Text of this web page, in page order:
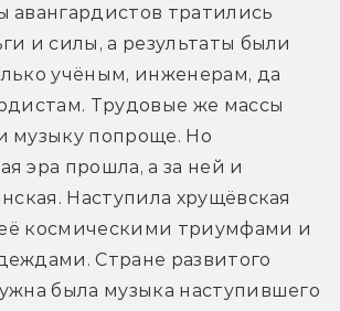
авангардистов тратились
и силы, а результаты были
учёным, инженерам, да
Трудовые же массы
музыку попроще. Но
эра прошла, а за ней и
Наступила хрущёвская
её космическими триумфами и
Стране развитого
была музыка наступившего